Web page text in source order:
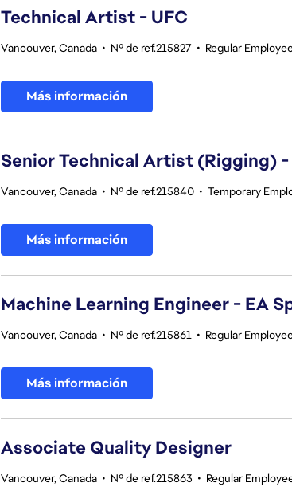
Technical Artist - UFC
Vancouver, Canada • Nº de ref.215827 • Regular
Más información
Senior Technical Artist (Rigging) -
Vancouver, Canada • Nº de ref.215840 • Temporary
Más información
Machine Learning Engineer - EA
Vancouver, Canada • Nº de ref.215861 • Regular
Más información
Associate Quality Designer
Vancouver, Canada • Nº de ref.215863 • Regular